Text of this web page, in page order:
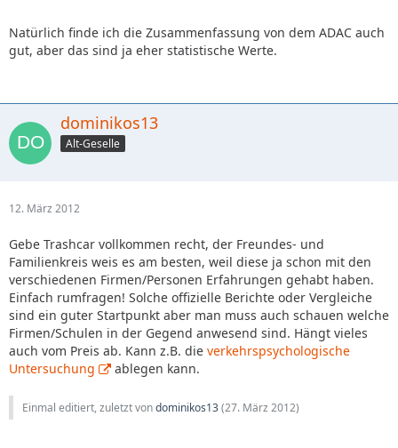
Natürlich finde ich die Zusammenfassung von dem ADAC auch
gut, aber das sind ja eher statistische Werte.
dominikos13
Alt-Geselle
12. März 2012
Gebe Trashcar vollkommen recht, der Freundes- und
Familienkreis weis es am besten, weil diese ja schon mit den
verschiedenen Firmen/Personen Erfahrungen gehabt haben.
Einfach rumfragen! Solche offizielle Berichte oder Vergleiche
sind ein guter Startpunkt aber man muss auch schauen welche
Firmen/Schulen in der Gegend anwesend sind. Hängt vieles
auch vom Preis ab. Kann z.B. die verkehrspsychologische
Untersuchung
ablegen kann.
Einmal editiert, zuletzt vondominikos13(27. März 2012)